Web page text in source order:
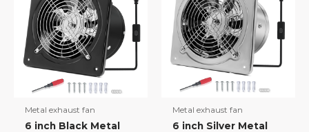
Metal exhaust fan
6 inch Black Metal
Metal exhaust fan
6 inch Silver Metal